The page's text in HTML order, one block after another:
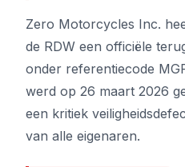
Zero Motorcycles Inc.
de RDW een officiële
onder referentiecode
werd op 26 maart 2026
een kritiek
van alle eigenaren.